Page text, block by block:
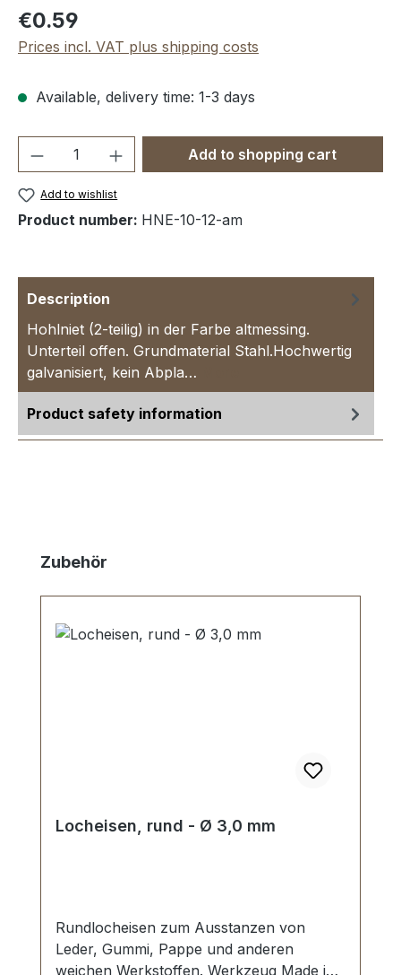
Regular price:
€0.59
Prices incl. VAT plus shipping costs
Available, delivery time: 1-3 days
Product Quantity: Enter the desired
Add to shopping cart
Add to wishlist
Product number: HNE-10-12-am
Description
Hohlniet (2-teilig) in der Farbe altmessing.
Unterteil offen. Grundmaterial Stahl.Hochwertig
galvanisiert, kein Abpla…
Product safety information
Skip product gallery
Zubehör
Locheisen, rund - Ø 3,0 mm
Rundlocheisen zum Ausstanzen von
Leder, Gummi, Pappe und anderen
weichen Werkstoffen. Werkzeug Made in